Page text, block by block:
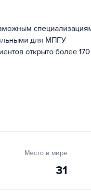
для МПГУ
открыто более 170
Место в мире
31